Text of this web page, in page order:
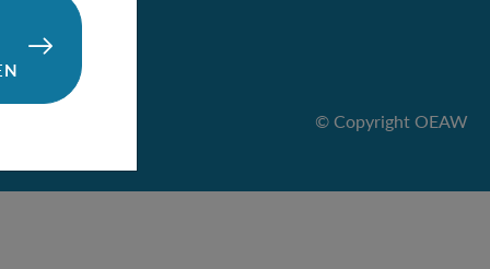
© Copyright OEAW